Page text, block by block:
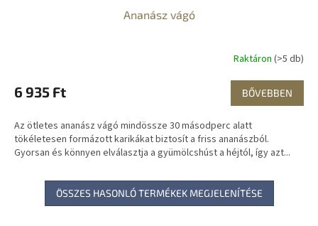
Ananász vágó
Raktáron (>5 db)
6 935 Ft BŐVEBBEN
Az ötletes ananász vágó mindössze 30 másodperc alatt
tökéletesen formázott karikákat biztosít a friss ananászból.
Gyorsan és könnyen elválasztja a gyümölcshúst a héjtól, így azt...
ÖSSZES HASONLÓ TERMÉKEK MEGJELENÍTÉSE